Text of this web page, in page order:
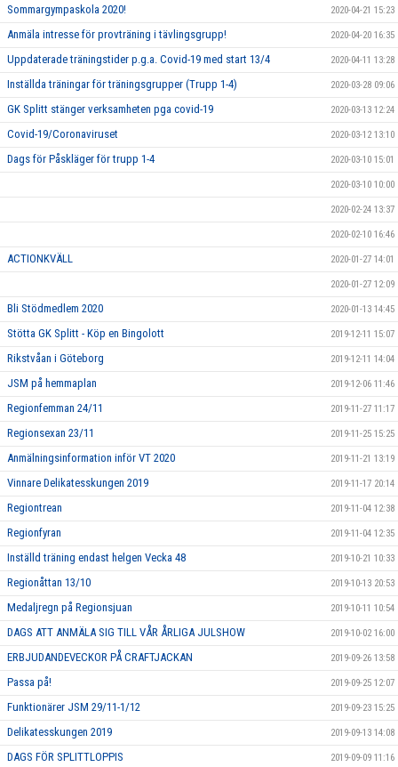
Sommargympaskola 2020! 2020-04-21 15:23
Anmäla intresse för provträning i tävlingsgrupp! 2020-04-20 16:35
Uppdaterade träningstider p.g.a. Covid-19 med start 13/4 2020-04-11 13:28
Inställda träningar för träningsgrupper (Trupp 1-4) 2020-03-28 09:06
GK Splitt stänger verksamheten pga covid-19 2020-03-13 12:24
Covid-19/Coronaviruset 2020-03-12 13:10
Dags för Påskläger för trupp 1-4 2020-03-10 15:01
2020-03-10 10:00
2020-02-24 13:37
2020-02-10 16:46
ACTIONKVÄLL 2020-01-27 14:01
2020-01-27 12:09
Bli Stödmedlem 2020 2020-01-13 14:45
Stötta GK Splitt - Köp en Bingolott 2019-12-11 15:07
Rikstvåan i Göteborg 2019-12-11 14:04
JSM på hemmaplan 2019-12-06 11:46
Regionfemman 24/11 2019-11-27 11:17
Regionsexan 23/11 2019-11-25 15:25
Anmälningsinformation inför VT 2020 2019-11-21 13:19
Vinnare Delikatesskungen 2019 2019-11-17 20:14
Regiontrean 2019-11-04 12:38
Regionfyran 2019-11-04 12:35
Inställd träning endast helgen Vecka 48 2019-10-21 10:33
Regionåttan 13/10 2019-10-13 20:53
Medaljregn på Regionsjuan 2019-10-11 10:54
DAGS ATT ANMÄLA SIG TILL VÅR ÅRLIGA JULSHOW 2019-10-02 16:00
ERBJUDANDEVECKOR PÅ CRAFTJACKAN 2019-09-26 13:58
Passa på! 2019-09-25 12:07
Funktionärer JSM 29/11-1/12 2019-09-23 15:25
Delikatesskungen 2019 2019-09-13 14:08
DAGS FÖR SPLITTLOPPIS 2019-09-09 11:16